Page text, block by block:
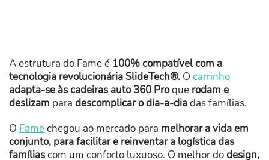
A estrutura do Fame é 100% compatível com a
tecnologia revolucionária SlideTech®. O carrinho
adapta-se às cadeiras auto 360 Proque rodam e
deslizam para descomplicar o dia-a-diadas famílias.
O Famechegou ao mercado para melhorar a vida em
conjunto, para facilitar e reinventar a logística das
famíliascom um conforto luxuoso. O melhor dodesign,